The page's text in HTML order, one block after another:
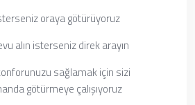
oraya götürüyoruz
alın isterseniz direk arayın
sağlamak için sizi
götürmeye çalışıyoruz